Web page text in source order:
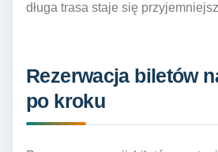
długa trasa staje się
Rezerwacja biletów
po kroku